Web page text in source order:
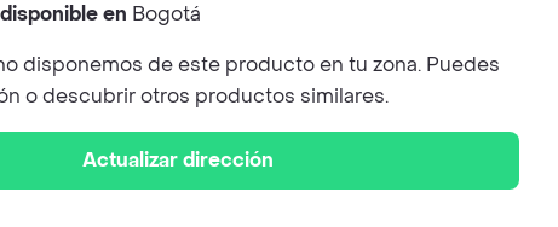
en Bogotá
disponemos de este producto en tu zona. Puedes
o descubrir otros productos similares.
Actualizar dirección